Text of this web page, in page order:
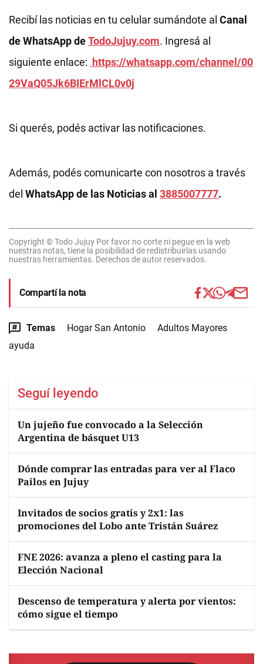
Recibí las noticias en tu celular sumándote al Canal
de WhatsApp deTodoJujuy.com. Ingresá al
siguiente enlace: https://whatsapp.com/channel/00
29VaQ05Jk6BIErMlCL0v0j
Si querés, podés activar las notificaciones.
Además, podés comunicarte con nosotros a través
del WhatsApp de las Noticias al 3885007777.
Copyright © Todo Jujuy Por favor no corte ni pegue en la web
nuestras notas, tiene la posibilidad de redistribuirlas usando
nuestras herramientas. Derechos de autor reservados.
Compartí la nota
Temas Hogar San Antonio
Adultos Mayores
ayuda
Seguí leyendo
Un jujeño fue convocado a la Selección
Argentina de básquet U13
Dónde comprar las entradas para ver al Flaco
Pailos en Jujuy
Invitados de socios gratis y 2x1: las
promociones del Lobo ante Tristán Suárez
FNE 2026: avanza a pleno el casting para la
Elección Nacional
Descenso de temperatura y alerta por vientos:
cómo sigue el tiempo